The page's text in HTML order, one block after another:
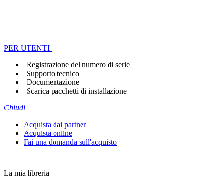
PER UTENTI
Registrazione del numero di serie
Supporto tecnico
Documentazione
Scarica pacchetti di installazione
Chiudi
Acquista dai partner
Acquista online
Fai una domanda sull'acquisto
La mia libreria